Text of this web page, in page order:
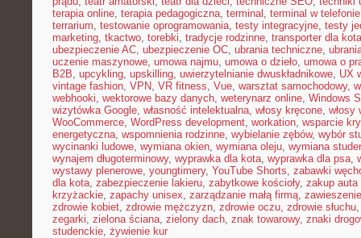
terapia online, terapia pedagogiczna, terminal , terminal w telefonie
terrarium, testowanie oprogramowania, testy integracyjne, testy
marketing, tkactwo, torebki, tradycje rodzinne, transporter dla kota
ubezpieczenie AC, ubezpieczenie OC, ubrania techniczne,
uczenie maszynowe, umowa najmu, umowa o dzieło, umowa o
B2B, upcykling, upskilling, uwierzytelnianie dwuskładnikowe, UX
vintage fashion, VPN, VR fitness, Vue, warsztat samochodowy,
webhooki, wektorowe bazy danych, weterynarz online, Windows
wizytówka Google, własność intelektualna, włosy kręcone, włosy
WooCommerce, WordPress development, workation, wsparcie
energetyczna, wspomnienia rodzinne, wybielanie zębów, wybór
wycinanki ludowe, wymiana okien, wymiana oleju, wymiana
wynajem długoterminowy, wyprawka dla kota, wyprawka dla psa,
wystawy plenerowe, youngtimery, YouTube Shorts, zabawki
dla kota, zabezpieczenie lakieru, zabytkowe kościoły, zakup auta
krzyżackie, zapachy unisex, zarządzanie małą firmą, zawieszenie
zdrowie kobiet, zdrowie mężczyzn, zdrowie oczu, zdrowie słuchu
zegarki, zielona ściana, zielony dach, znak towarowy, znaki
studenckie, żywienie kur